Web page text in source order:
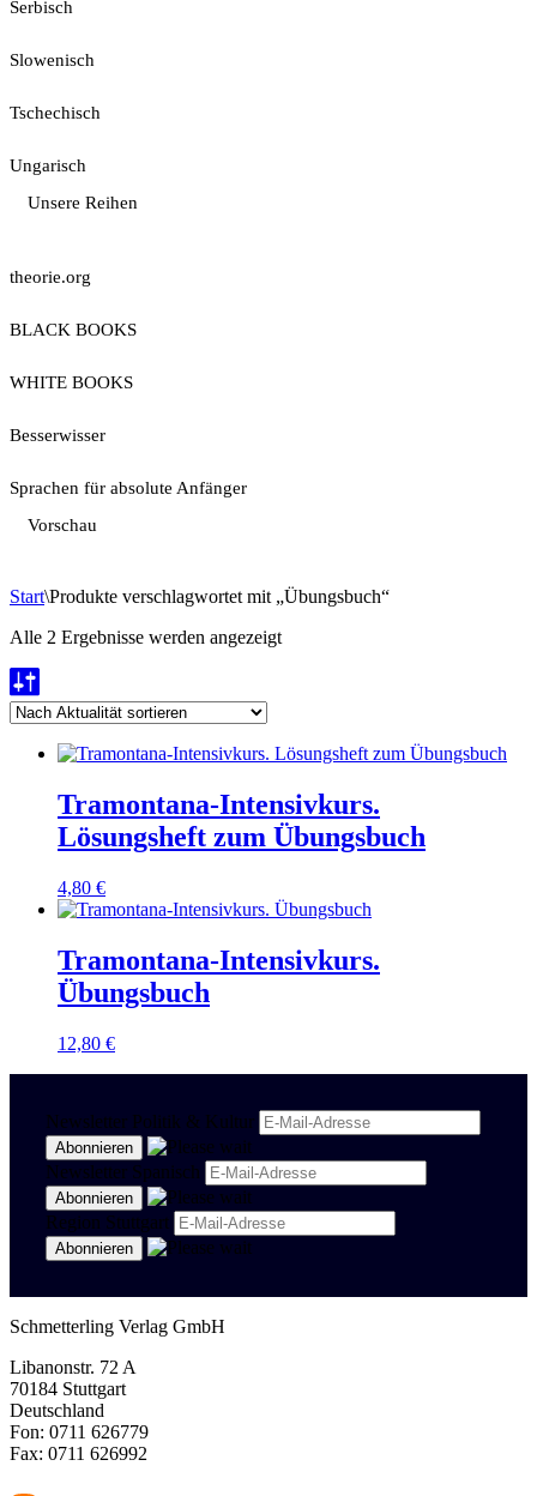
Serbisch
Slowenisch
Tschechisch
Ungarisch
Unsere Reihen
theorie.org
BLACK BOOKS
WHITE BOOKS
Besserwisser
Sprachen für absolute Anfänger
Vorschau
Start\Produkte verschlagwortet mit „Übungsbuch“
Alle 2 Ergebnisse werden angezeigtNach
Tramontana-Intensivkurs.
Lösungsheft zum Übungsbuch
4,80 €
Tramontana-Intensivkurs.
Übungsbuch
12,80 €
Newsletter Politik & Kultur
Newsletter Spanisch
Region Stuttgart
Schmetterling Verlag GmbH
Libanonstr. 72 A
70184 Stuttgart
Deutschland
Fon: 0711 626779
Fax: 0711 626992